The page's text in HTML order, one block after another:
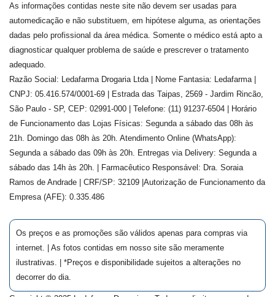
As informações contidas neste site não devem ser usadas para
automedicação e não substituem, em hipótese alguma, as orientações
dadas pelo profissional da área médica. Somente o médico está apto a
diagnosticar qualquer problema de saúde e prescrever o tratamento
adequado.
Razão Social: Ledafarma Drogaria Ltda | Nome Fantasia: Ledafarma |
CNPJ: 05.416.574/0001-69 | Estrada das Taipas, 2569 - Jardim Rincão,
São Paulo - SP, CEP: 02991-000 | Telefone: (11) 91237-6504 | Horário
de Funcionamento das Lojas Físicas: Segunda a sábado das 08h às
21h. Domingo das 08h às 20h. Atendimento Online (WhatsApp):
Segunda a sábado das 09h às 20h. Entregas via Delivery: Segunda a
sábado das 14h às 20h. | Farmacêutico Responsável: Dra. Soraia
Ramos de Andrade
| CRF/SP: 32109 |Autorização de Funcionamento da
Empresa (AFE): 0.335.486
Os preços e as promoções são válidos apenas para compras via
internet. | As fotos contidas em nosso site são meramente
ilustrativas. | *Preços e disponibilidade sujeitos a alterações no
decorrer do dia.